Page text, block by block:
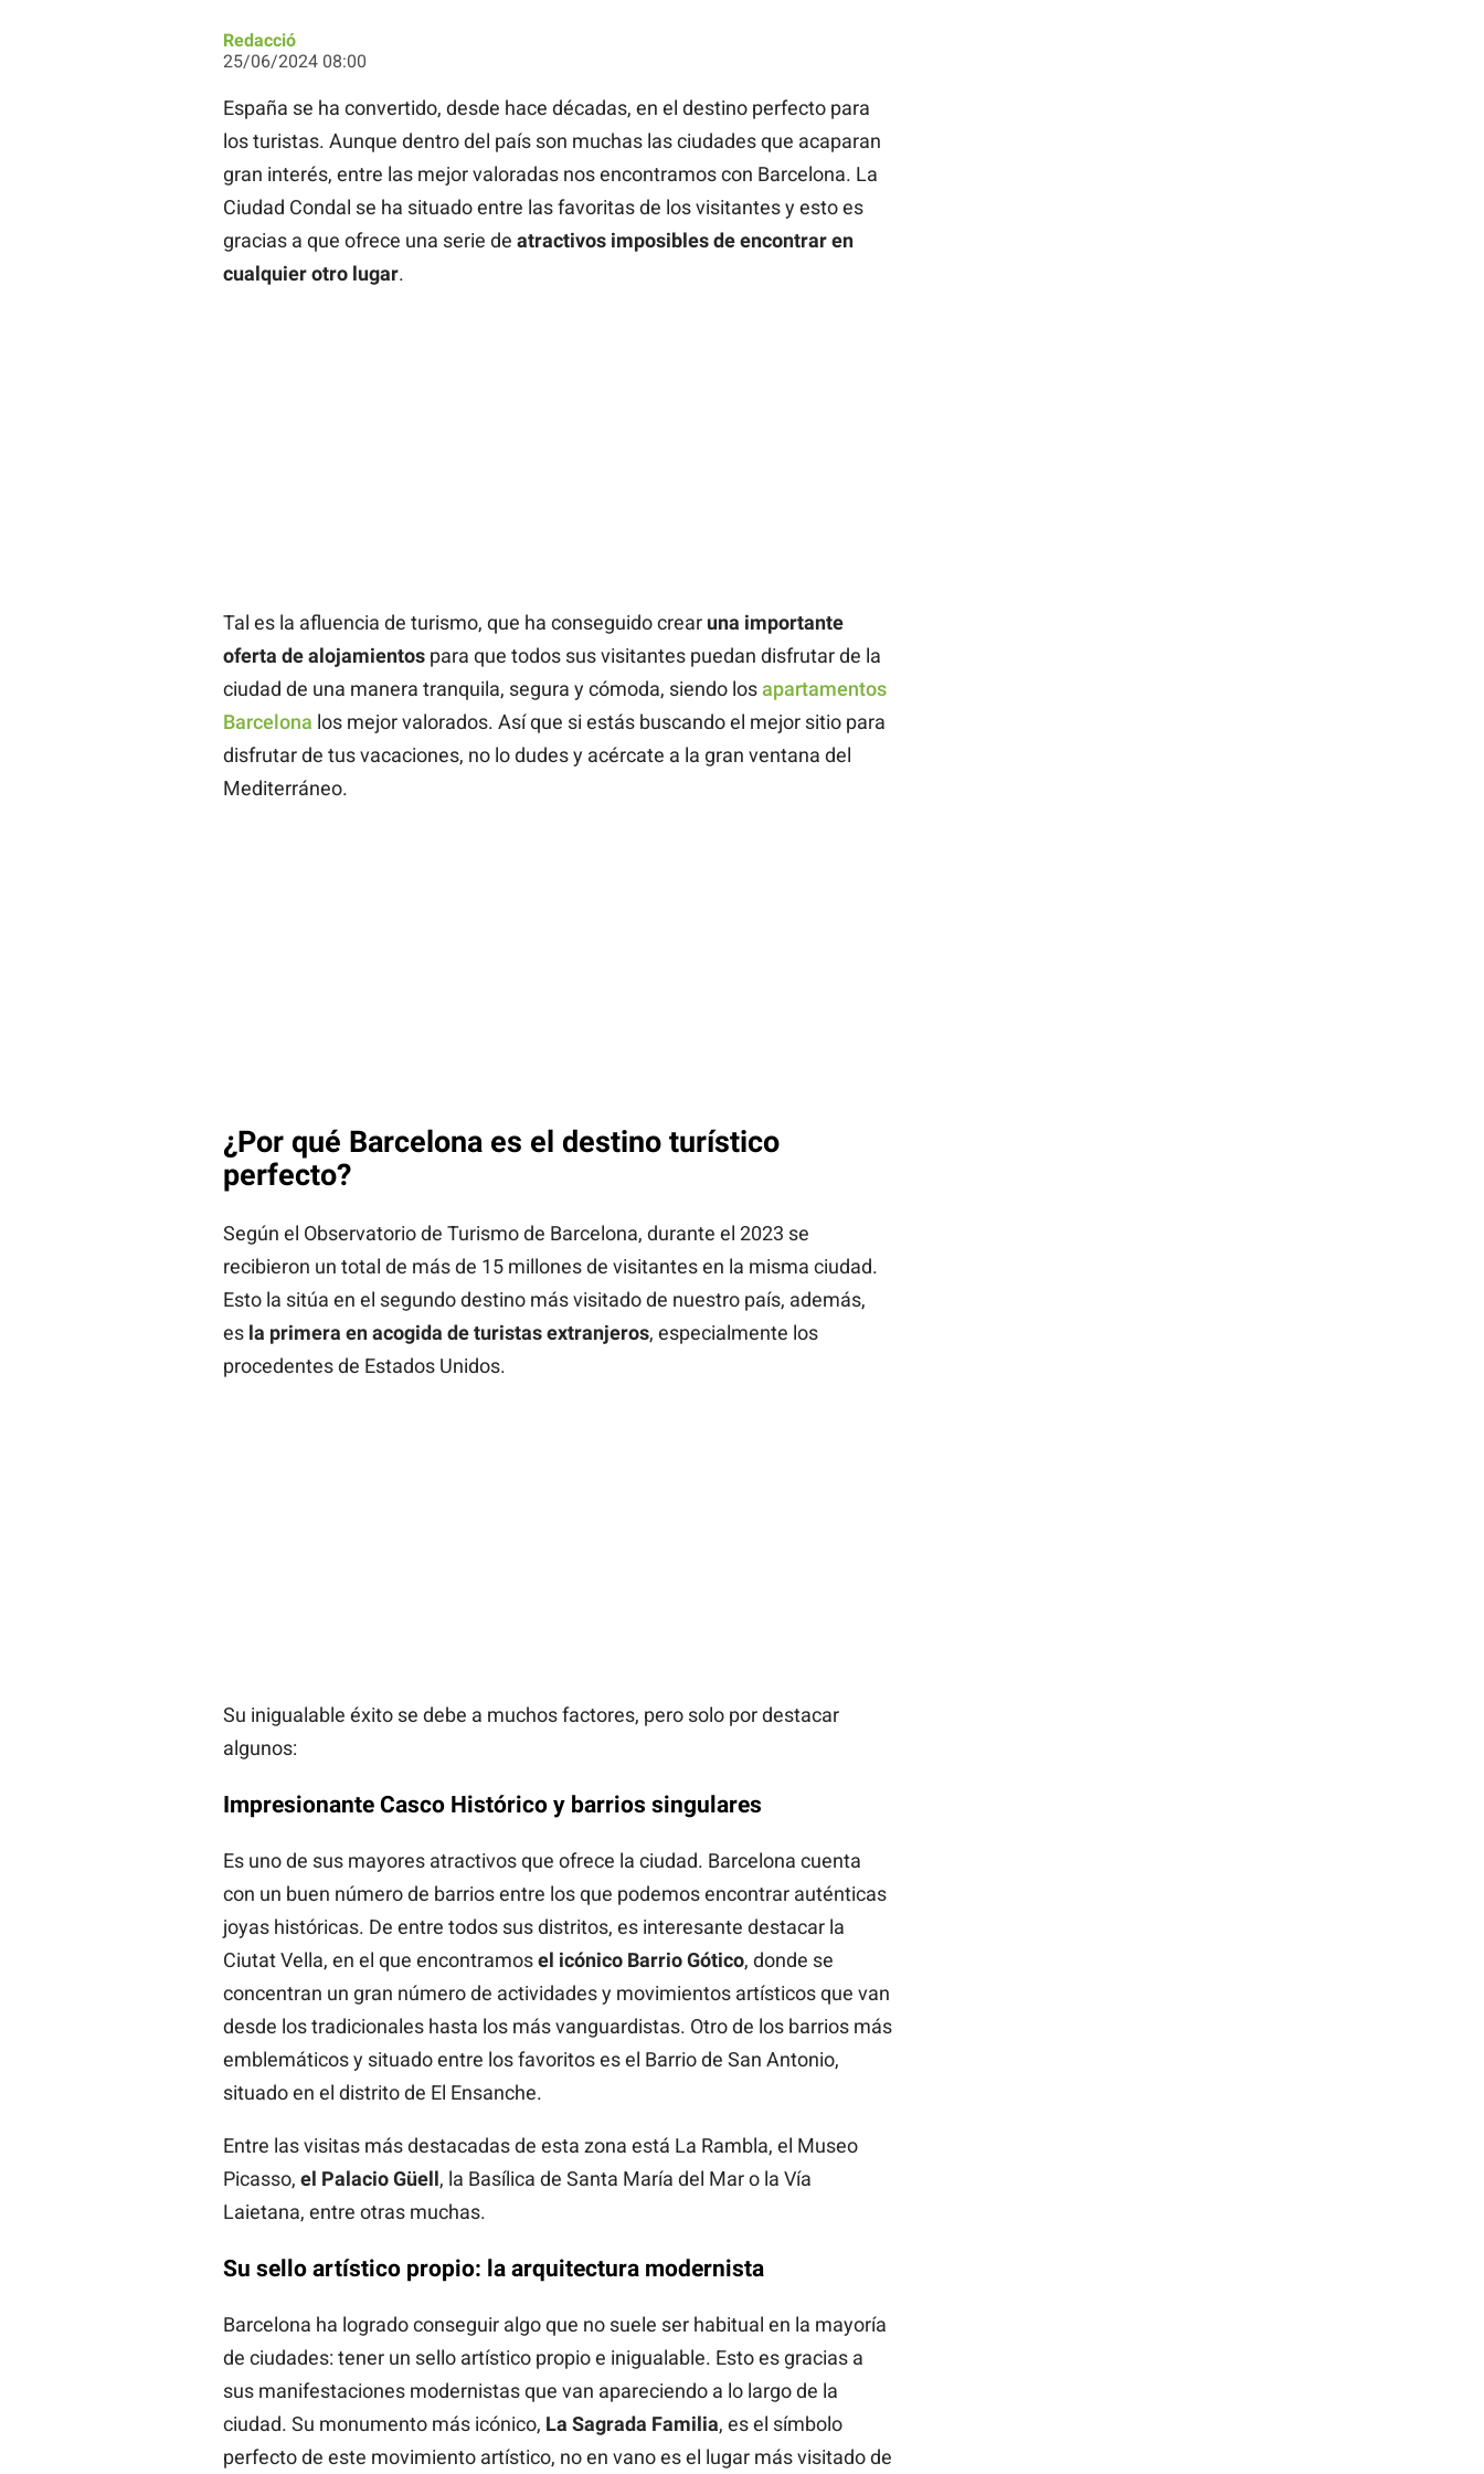
Redacció
25/06/2024 08:00
España se ha convertido, desde hace décadas, en el destino perfecto para
los turistas. Aunque dentro del país son muchas las ciudades que acaparan
gran interés, entre las mejor valoradas nos encontramos con Barcelona. La
Ciudad Condal se ha situado entre las favoritas de los visitantes y esto es
gracias a que ofrece una serie de atractivos imposibles de encontrar en
cualquier otro lugar.
Tal es la afluencia de turismo, que ha conseguido crear una importante
oferta de alojamientospara que todos sus visitantes puedan disfrutar de la
ciudad de una manera tranquila, segura y cómoda, siendo losapartamentos
Barcelona los mejor valorados. Así que si estás buscando el mejor sitio para
disfrutar de tus vacaciones, no lo dudes y acércate a la gran ventana del
Mediterráneo.
¿Por qué Barcelona es el destino turístico
perfecto?
Según el Observatorio de Turismo de Barcelona, durante el 2023 se
recibieron un total de más de 15 millones de visitantes en la misma ciudad.
Esto la sitúa en el segundo destino más visitado de nuestro país, además,
es la primera en acogida de turistas extranjeros, especialmente los
procedentes de Estados Unidos.
Su inigualable éxito se debe a muchos factores, pero solo por destacar
algunos:
Impresionante Casco Histórico y barrios singulares
Es uno de sus mayores atractivos que ofrece la ciudad. Barcelona cuenta
con un buen número de barrios entre los que podemos encontrar auténticas
joyas históricas. De entre todos sus distritos, es interesante destacar la
Ciutat Vella, en el que encontramosel icónico Barrio Gótico, donde se
concentran un gran número de actividades y movimientos artísticos que van
desde los tradicionales hasta los más vanguardistas. Otro de los barrios más
emblemáticos y situado entre los favoritos es el Barrio de San Antonio,
situado en el distrito de El Ensanche.
Entre las visitas más destacadas de esta zona está La Rambla, el Museo
Picasso, el Palacio Güell, la Basílica de Santa María del Mar o la Vía
Laietana, entre otras muchas.
Su sello artístico propio: la arquitectura modernista
Barcelona ha logrado conseguir algo que no suele ser habitual en la mayoría
de ciudades: tener un sello artístico propio e inigualable. Esto es gracias a
sus manifestaciones modernistas que van apareciendo a lo largo de la
ciudad. Su monumento más icónico, La Sagrada Familia, es el símbolo
perfecto de este movimiento artístico, no en vano es el lugar más visitado de